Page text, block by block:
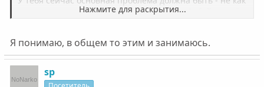
соседку e-ть а как не употреблять кайфа. Забей на всё -
замкнутому кругу.
В общем-то надо отмести всё, что мешает твоему
выздоровлению. Иначе, как все мы понимаем, не будет
никакого будущего,ни жены, ни перспективы в-ть
Нажмите для раскрытия...
Я понимаю, в общем то этим и занимаюсь.
sp